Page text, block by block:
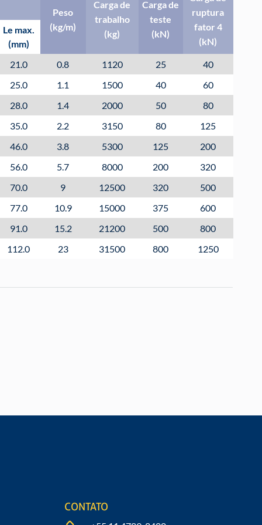
Peso
(kg/m)
Carga de
trabalho
(kg)
Carga de
teste
(kN)
ruptura
fator 4
(kN)
Le max.
(mm)
21.0 0.8 1120 25
40
25.0 1.1 1500 40
60
28.0 1.4 2000 50
80
35.0 2.2 3150 80
125
46.0 3.8 5300 125
200
56.0 5.7 8000 200
320
70.0 9 12500 320
500
77.0 10.9 15000 375
600
91.0 15.2 21200 500
800
112.0 23 31500 800 1250
CONTATO